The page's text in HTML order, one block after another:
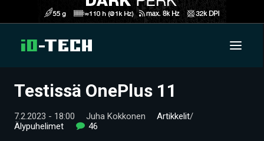
UUTISET
ARTIKKELIT
Testissä OnePlus 11
7.2.2023 - 18:00 Juha Kokkonen Artikkelit/
Älypuhelimet
46